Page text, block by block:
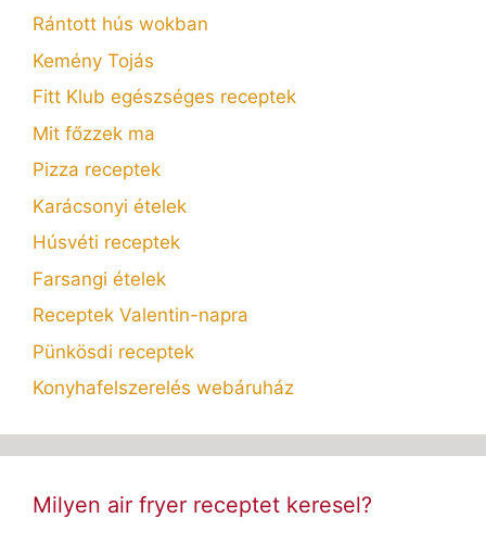
Rántott hús wokban
Kemény Tojás
Fitt Klub egészséges receptek
Mit főzzek ma
Pizza receptek
Karácsonyi ételek
Húsvéti receptek
Farsangi ételek
Receptek Valentin-napra
Pünkösdi receptek
Konyhafelszerelés webáruház
Milyen air fryer receptet keresel?